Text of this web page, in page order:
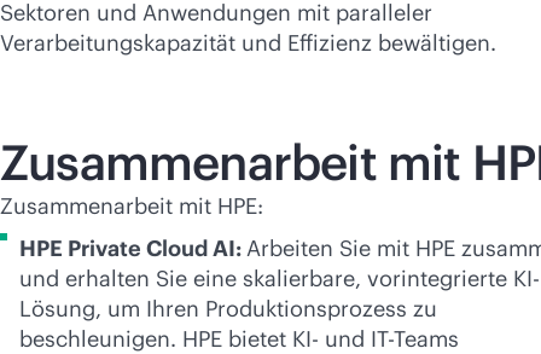
Sektoren und Anwendungen mit paralleler
Verarbeitungskapazität und Effizienz bewältigen.
Zusammenarbeit mit
Zusammenarbeit mit HPE:
HPE Private Cloud AI:Arbeiten Sie mit HPE
und erhalten Sie eine skalierbare, vorintegrierte KI-
Lösung, um Ihren Produktionsprozess zu
beschleunigen. HPE bietet KI- und IT-Teams